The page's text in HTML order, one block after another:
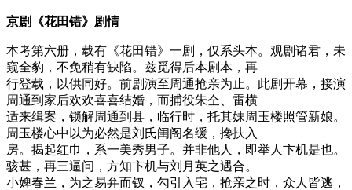
京剧《花田错》剧情
本考第六册，载有《花田错》一剧，仅系头本。观剧诸君，未
窥全豹，不免稍有缺陷。兹觅得后本剧本，再
行登载，以供同好。前剧演至周通抢亲为止。此剧开幕，接演
周通到家后欢欢喜喜结婚，而捕役朱仝、雷横
适来缉案，锁解周通到县，临行时，托其妹周玉楼照管新娘。
周玉楼心中以为必然是刘氏闺阁名缓，搀扶入
房。揭起红巾，系一美秀男子。并非他人，即举人卞机是也。
骇甚，再三逼问，方知卞机与刘月英之遇合。
小婢春兰，为之易弁而钗，勾引入宅，抢亲之时，众人皆逃，